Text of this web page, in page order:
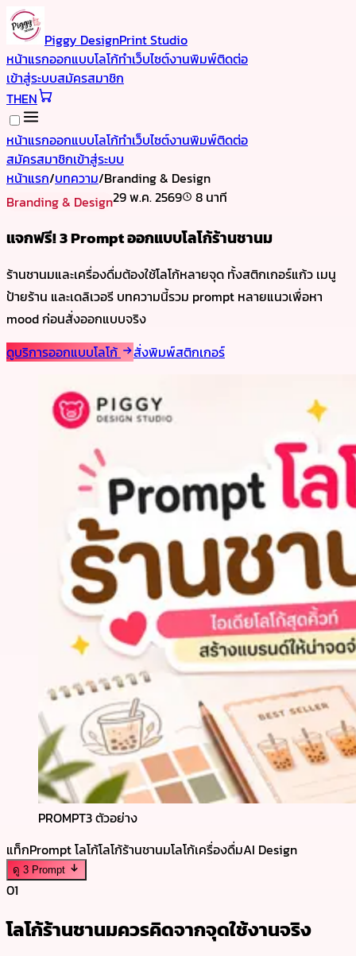
Piggy DesignPrint Studio
หน้าแรกออกแบบโลโก้ทำเว็บไซต์งานพิมพ์ติดต่อ
เข้าสู่ระบบสมัครสมาชิก
THEN
หน้าแรกออกแบบโลโก้ทำเว็บไซต์งานพิมพ์ติดต่อ
สมัครสมาชิกเข้าสู่ระบบ
หน้าแรก/บทความ/Branding & Design
Branding & Design29 พ.ค. 2569 8 นาที
แจกฟรี! 3 Prompt ออกแบบโลโก้ร้านชานม
ร้านชานมและเครื่องดื่มต้องใช้โลโก้หลายจุด ทั้งสติกเกอร์แก้ว เมนู
ป้ายร้าน และเดลิเวอรี บทความนี้รวม prompt หลายแนวเพื่อหา
mood ก่อนสั่งออกแบบจริง
ดูบริการออกแบบโลโก้
สั่งพิมพ์สติกเกอร์
PROMPT3 ตัวอย่าง
แท็กPrompt โลโก้โลโก้ร้านชานมโลโก้เครื่องดื่มAI Design
ดู 3 Prompt
01
โลโก้ร้านชานมควรคิดจากจุดใช้งานจริง